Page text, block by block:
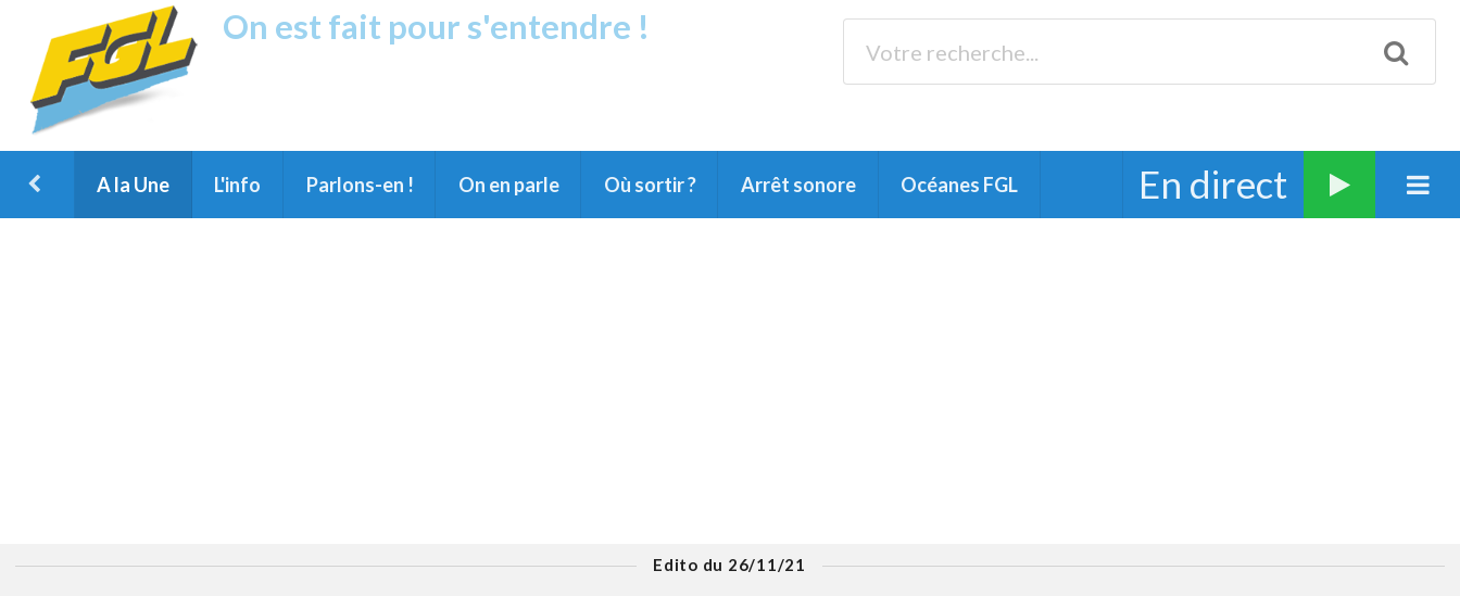
On est fait pour s'entendre !
A la Une L'info Parlons-en ! On en parle Où sortir ? Arrêt sonore Océanes FGL En direct
Edito du 26/11/21